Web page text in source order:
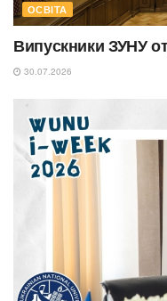
ОСВІТА
Випускники ЗУНУ
30.07.2026